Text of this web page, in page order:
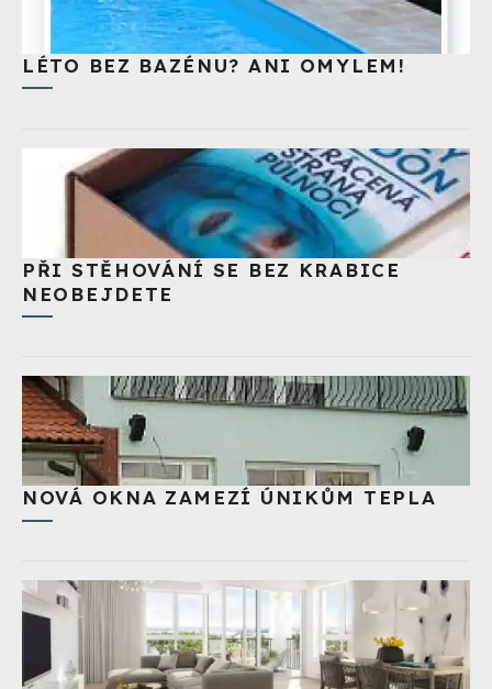
LÉTO BEZ BAZÉNU? ANI OMYLEM!
PŘI STĚHOVÁNÍ SE BEZ KRABICE
NEOBEJDETE
NOVÁ OKNA ZAMEZÍ ÚNIKŮM TEPLA